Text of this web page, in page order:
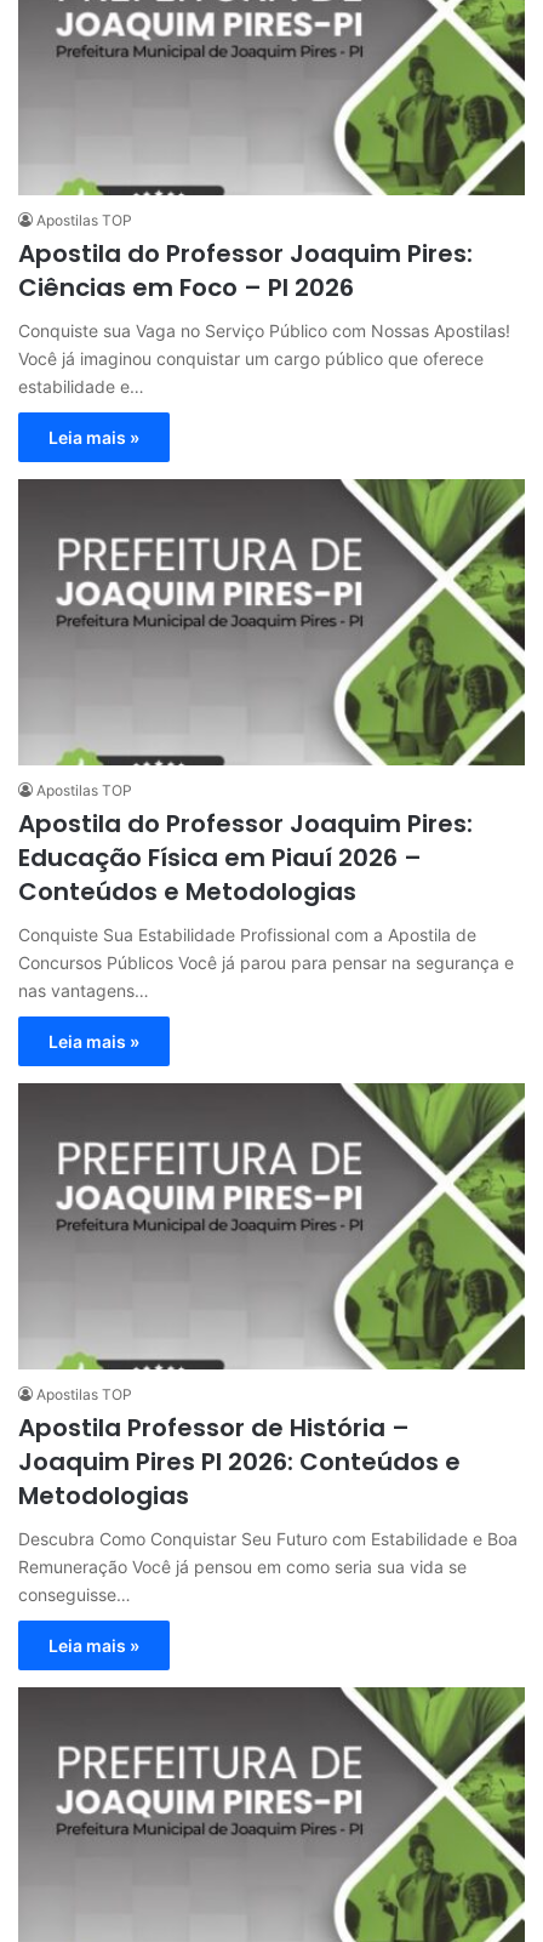
Apostilas TOP
Apostila do Professor Joaquim Pires:
Ciências em Foco – PI 2026
Conquiste sua Vaga no Serviço Público com Nossas Apostilas!
Você já imaginou conquistar um cargo público que oferece
estabilidade e…
Leia mais »
Apostilas TOP
Apostila do Professor Joaquim Pires:
Educação Física em Piauí 2026 –
Conteúdos e Metodologias
Conquiste Sua Estabilidade Profissional com a Apostila de
Concursos Públicos Você já parou para pensar na segurança e
nas vantagens…
Leia mais »
Apostilas TOP
Apostila Professor de História –
Joaquim Pires PI 2026: Conteúdos e
Metodologias
Descubra Como Conquistar Seu Futuro com Estabilidade e Boa
Remuneração Você já pensou em como seria sua vida se
conseguisse…
Leia mais »